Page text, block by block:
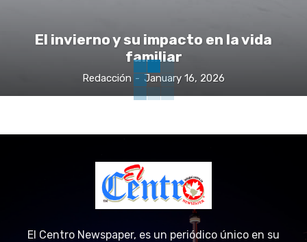
El invierno y su impacto en la vida
familiar
Redacción - January 16, 2026
El Centro Newspaper, es un periódico único en su